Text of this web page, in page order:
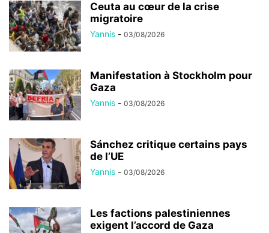
Ceuta au cœur de la crise
migratoire
Yannis - 03/08/2026
Manifestation à Stockholm pour
Gaza
Yannis - 03/08/2026
Sánchez critique certains pays
de l’UE
Yannis - 03/08/2026
Les factions palestiniennes
exigent l’accord de Gaza